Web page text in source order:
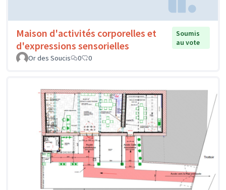
Maison d'activités corporelles et
d'expressions sensorielles
Soumis
au vote
Or des Soucis
0 0